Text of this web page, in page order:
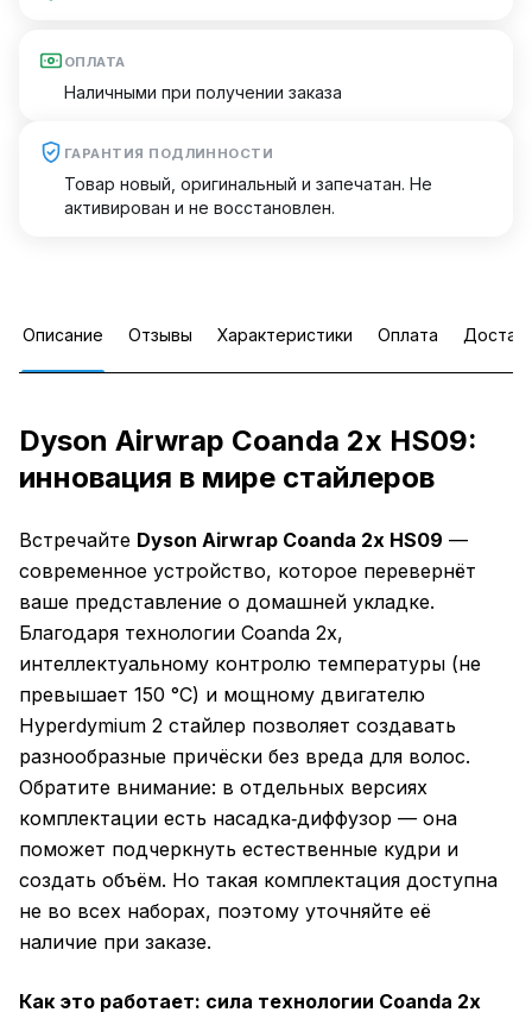
ОПЛАТА
Наличными при получении заказа
ГАРАНТИЯ ПОДЛИННОСТИ
Товар новый, оригинальный и запечатан. Не
активирован и не восстановлен.
Описание Отзывы Характеристики Оплата
Dyson Airwrap Coanda 2x HS09:
инновация в мире стайлеров
Встречайте Dyson Airwrap Coanda 2x HS09 —
современное устройство, которое перевернёт
ваше представление о домашней укладке.
Благодаря технологии Coanda 2x,
интеллектуальному контролю температуры (не
превышает 150 °C) и мощному двигателю
Hyperdymium 2 стайлер позволяет создавать
разнообразные причёски без вреда для волос.
Обратите внимание: в отдельных версиях
комплектации есть насадка‑диффузор — она
поможет подчеркнуть естественные кудри и
создать объём. Но такая комплектация доступна
не во всех наборах, поэтому уточняйте её
наличие при заказе.
Как это работает: сила технологии Coanda 2x